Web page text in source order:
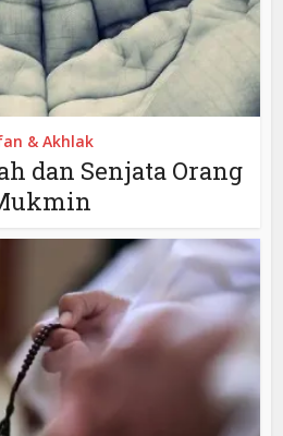
& Akhlak
dan Senjata Orang